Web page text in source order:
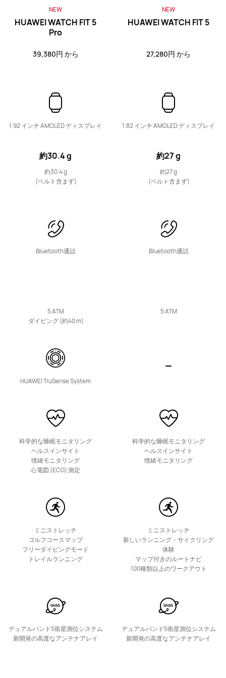
購入
HUAWEI Band 11
HUAWEI Band 10
購入
NEW
HUAWEI WATCH FIT 5
Pro
39,380円 から
1.92 インチ AMOLED ディスプレイ
約30.4 g
約30.4 g
(ベルト含まず)
Bluetooth通話
5 ATM
ダイビング (約40 m)
HUAWEI TruSense System
科学的な睡眠モニタリング
ヘルスインサイト
情緒モニタリング
心電図 (ECG) 測定
ミニストレッチ
ゴルフコースマップ
フリーダイビングモード
トレイルランニング
デュアルバンド5衛星測位システム
新開発の高度なアンテナアレイ
NEW
HUAWEI WATCH FIT 5
27,280円 から
1.82 インチ AMOLED ディスプレイ
約27 g
約27 g
(ベルト含まず)
Bluetooth通話
5 ATM
科学的な睡眠モニタリング
ヘルスインサイト
情緒モニタリング
ミニストレッチ
新しいランニング・サイクリング
体験
マップ付きのルートナビ
100種類以上のワークアウト
デュアルバンド5衛星測位システム
新開発の高度なアンテナアレイ